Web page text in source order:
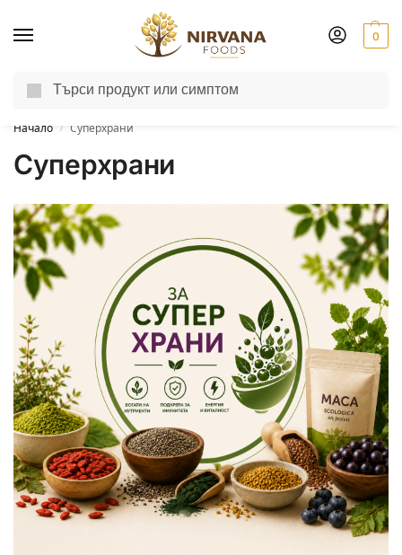
0
Доставка до другия ден за поръчки пон-пет до 13:00 ч.
Начало / Суперхрани
Суперхрани